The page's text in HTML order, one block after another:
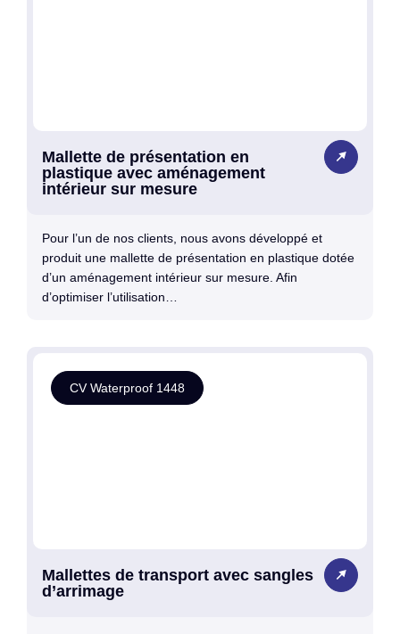
Mallette de présentation en
plastique avec aménagement
intérieur sur mesure
Pour l’un de nos clients, nous avons développé et
produit une mallette de présentation en plastique dotée
d’un aménagement intérieur sur mesure. Afin
d’optimiser l’utilisation…
CV Waterproof 1448
Mallettes de transport avec sangles
d’arrimage